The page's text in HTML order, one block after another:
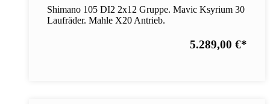
Shimano 105 DI2 2x12 Gruppe. Mavic Ksyrium 30
Laufräder. Mahle X20 Antrieb.
5.289,00 €*